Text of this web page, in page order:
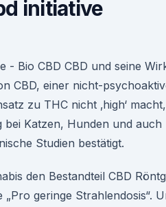
initiative
- Bio CBD CBD und seine
CBD, einer nicht-
zu THC nicht ‚high‘ macht,
Katzen, Hunden und auch
Studien bestätigt.
den Bestandteil CBD
„Pro geringe Strahlendosis“.